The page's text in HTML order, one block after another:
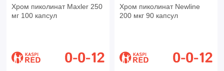
Хром пиколинат Maxler 250
мг 100 капсул
Хром пиколинат Newline
200 мкг 90 капсул